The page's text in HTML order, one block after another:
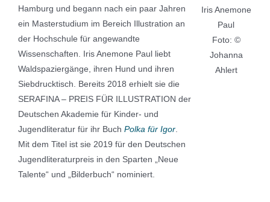
Hamburg und begann nach ein paar Jahren
ein Masterstudium im Bereich Illustration an
der Hochschule für angewandte
Wissenschaften. Iris Anemone Paul liebt
Waldspaziergänge, ihren Hund und ihren
Siebdrucktisch. Bereits 2018 erhielt sie die
SERAFINA – PREIS FÜR ILLUSTRATION der
Deutschen Akademie für Kinder- und
Jugendliteratur für ihr Buch Polka für Igor
Mit dem Titel ist sie 2019 für den Deutschen
Jugendliteraturpreis in den Sparten „Neue
Talente“ und „Bilderbuch“ nominiert.
Iris Anemone
Paul
Foto: ©
Johanna
Ahlert